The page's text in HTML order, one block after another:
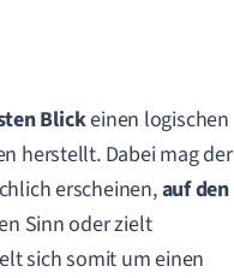
Blickeinen logischen
herstellt. Dabei mag der
erscheinen,auf den
Sinn oder zielt
sich somit um einen